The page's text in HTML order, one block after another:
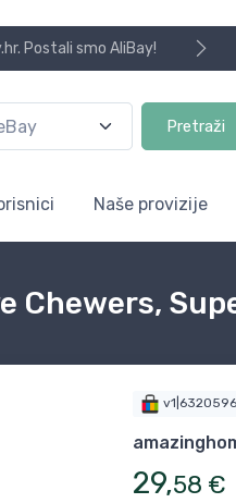
Postali smo AliBay!
Pretraži
Naše provizije
29,58 €